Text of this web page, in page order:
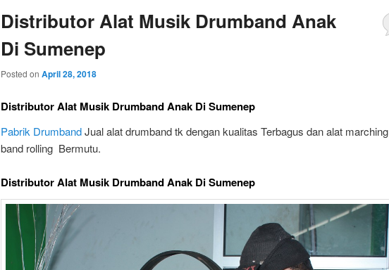
Distributor Alat Musik Drumband Anak
Di Sumenep
Posted on April 28, 2018
Distributor Alat Musik Drumband Anak Di Sumenep
Pabrik DrumbandJual alat drumband tk dengan kualitas Terbagus dan alat marching
band rolling Bermutu.
Distributor Alat Musik Drumband Anak Di Sumenep